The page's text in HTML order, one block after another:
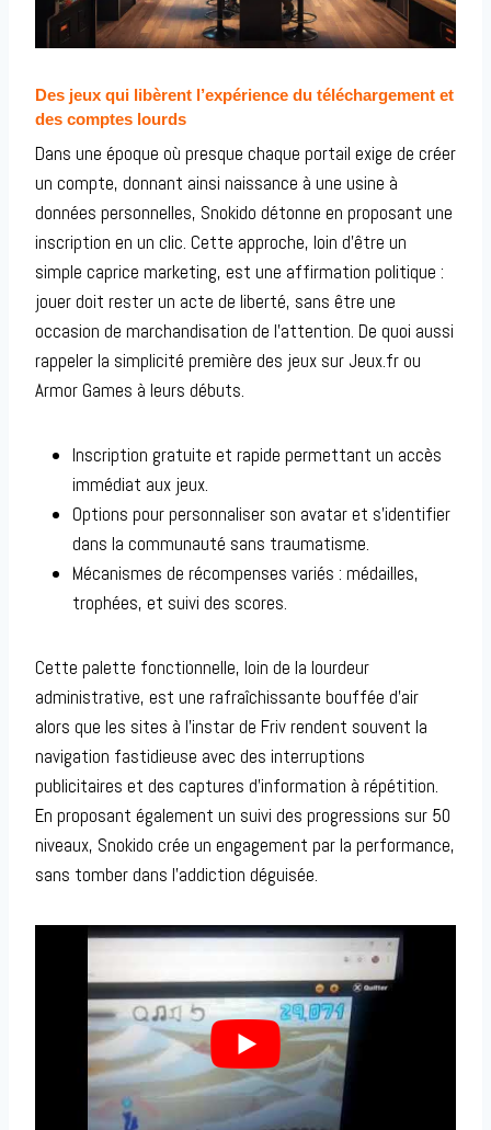
Des jeux qui libèrent l’expérience du téléchargement et
des comptes lourds
Dans une époque où presque chaque portail exige de créer
un compte, donnant ainsi naissance à une usine à
données personnelles, Snokido détonne en proposant une
inscription en un clic. Cette approche, loin d’être un
simple caprice marketing, est une affirmation politique :
jouer doit rester un acte de liberté, sans être une
occasion de marchandisation de l’attention. De quoi aussi
rappeler la simplicité première des jeux sur Jeux.fr ou
Armor Games à leurs débuts.
Inscription gratuite et rapide permettant un accès
immédiat aux jeux.
Options pour personnaliser son avatar et s’identifier
dans la communauté sans traumatisme.
Mécanismes de récompenses variés : médailles,
trophées, et suivi des scores.
Cette palette fonctionnelle, loin de la lourdeur
administrative, est une rafraîchissante bouffée d’air
alors que les sites à l’instar de Friv rendent souvent la
navigation fastidieuse avec des interruptions
publicitaires et des captures d’information à répétition.
En proposant également un suivi des progressions sur 50
niveaux, Snokido crée un engagement par la performance,
sans tomber dans l’addiction déguisée.